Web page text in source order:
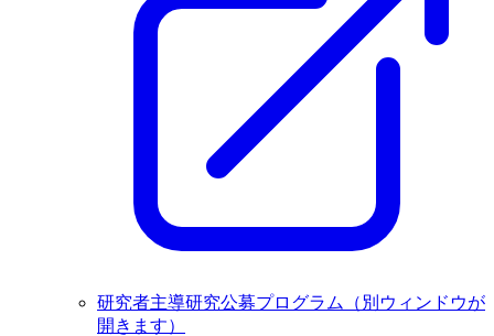
研究者主導研究公募プログラム
（別ウィンドウが
開きます）